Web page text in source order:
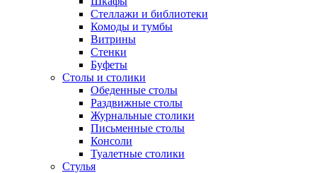
Стеллажи и библиотеки
Комоды и тумбы
Витрины
Стенки
Буфеты
Столы и столики
Обеденные столы
Раздвижные столы
Журнальные столики
Письменные столы
Консоли
Туалетные столики
Стулья